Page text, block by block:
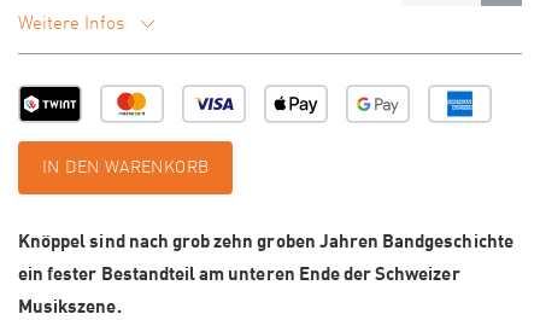
Weitere Infos
IN DEN WARENKORB
Knöppel sind nach grob zehn groben Jahren Bandgeschichte
ein fester Bestandteil am unteren Ende der Schweizer
Musikszene.